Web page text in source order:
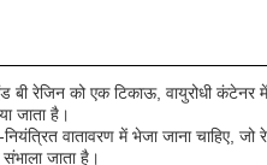
रेजिन को एक टिकाऊ, वायुरोधी
जाता है।
वातावरण में भेजा जाना चाहिए,
जाता है।